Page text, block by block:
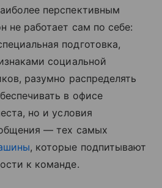
перспективным
не работает сам по себе:
подготовка,
социальной
разумно распределять
в офисе
но и условия
— тех самых
, которые подпитывают
к команде.